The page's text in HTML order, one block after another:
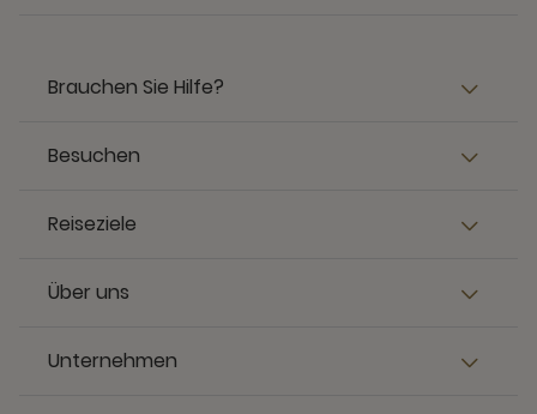
Brauchen Sie Hilfe?
Besuchen
Reiseziele
Über uns
Unternehmen